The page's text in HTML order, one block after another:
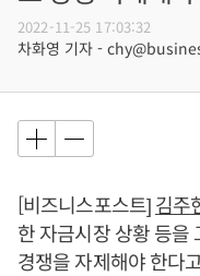
2022-11-25 17:03:32
차화영 기자 -
[비즈니스포스트]김주
한 자금시장 상황 등을
경쟁을 자제해야 한다